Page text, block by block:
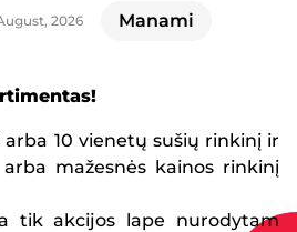
2026 Manami
arba 10 vienetų sušių rinkinį ir
mažesnės kainos rinkinį
tik akcijos lape nurodytam